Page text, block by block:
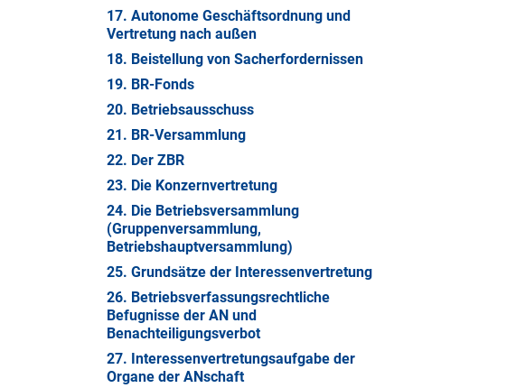
17. Autonome Geschäftsordnung und
Vertretung nach außen
18. Beistellung von Sacherfordernissen
19. BR-Fonds
20. Betriebsausschuss
21. BR-Versammlung
22. Der ZBR
23. Die Konzernvertretung
24. Die Betriebsversammlung
(Gruppenversammlung,
Betriebshauptversammlung)
25. Grundsätze der Interessenvertretung
26. Betriebsverfassungsrechtliche
Befugnisse der AN und
Benachteiligungsverbot
27. Interessenvertretungsaufgabe der
Organe der ANschaft